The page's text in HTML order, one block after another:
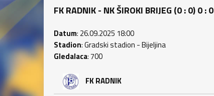
FK RADNIK - NK ŠIROKI BRIJEG (0 : 0) 0 : 0
Datum: 26.09.2025 18:00
Stadion: Gradski stadion - Bijeljina
Gledalaca: 700
FK RADNIK